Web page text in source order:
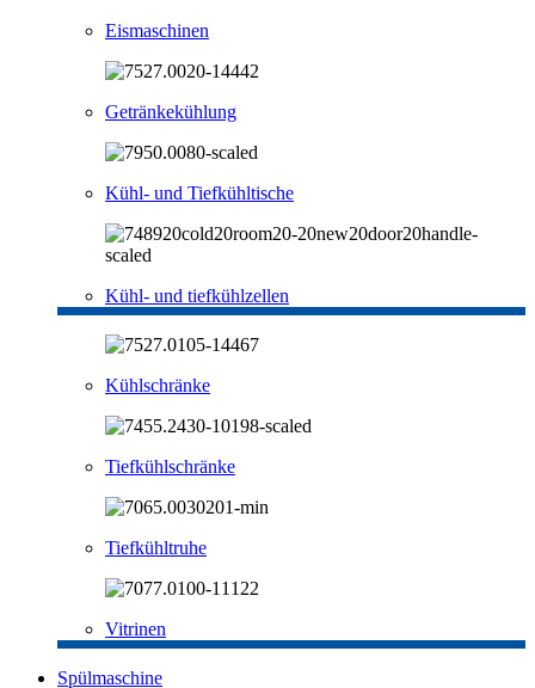
Eismaschinen
Getränkekühlung
Kühl- und Tiefkühltische
Kühl- und tiefkühlzellen
Kühlschränke
Tiefkühlschränke
Tiefkühltruhe
Vitrinen
Spülmaschine